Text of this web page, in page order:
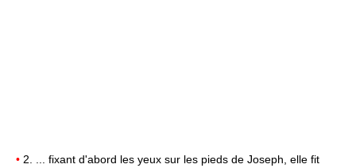
• 2. ... fixant d'abord les yeux sur les pieds de Joseph, elle fit